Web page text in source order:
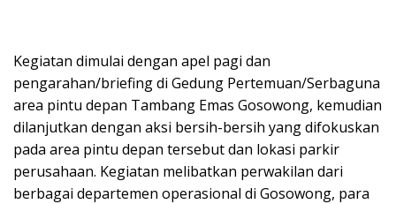
Kegiatan dimulai dengan apel pagi dan
pengarahan/briefing di Gedung Pertemuan/Serbaguna
area pintu depan Tambang Emas Gosowong, kemudian
dilanjutkan dengan aksi bersih-bersih yang difokuskan
pada area pintu depan tersebut dan lokasi parkir
perusahaan. Kegiatan melibatkan perwakilan dari
berbagai departemen operasional di Gosowong, para